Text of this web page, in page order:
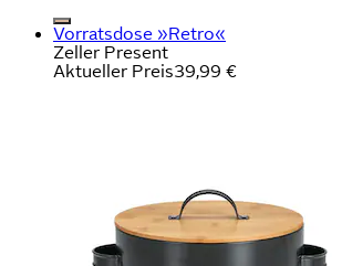
Vorratsdose »Retro«
Zeller Present
Aktueller Preis39,99 €